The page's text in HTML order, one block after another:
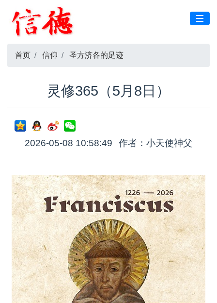
首页 信仰 圣方济各的足迹
灵修365（5月8日）
2026-05-08 10:58:49 作者：小天使神父